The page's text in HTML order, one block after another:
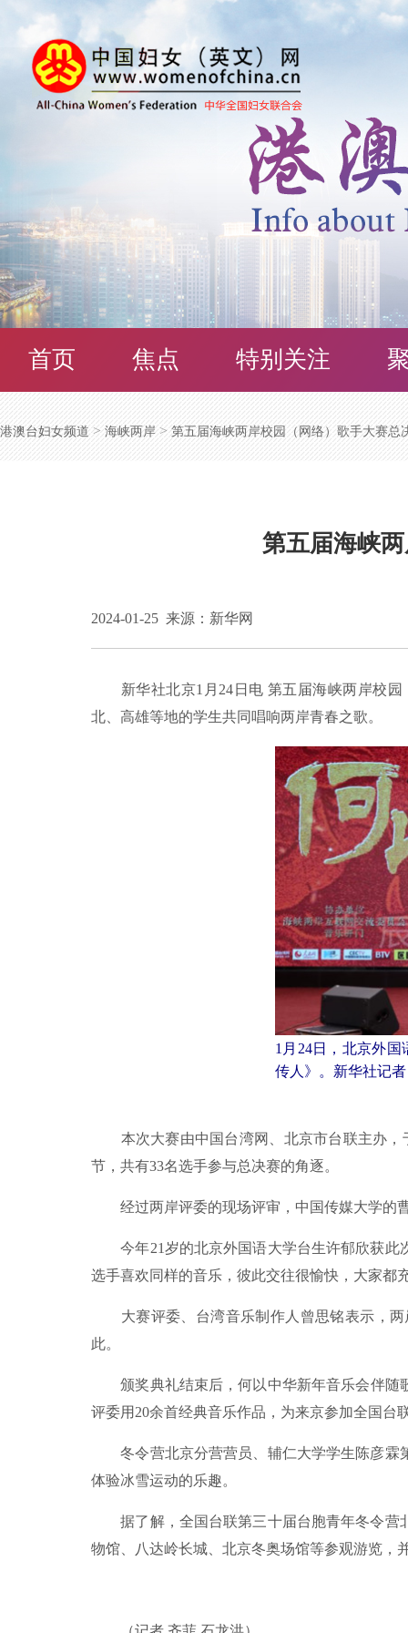
首页 焦点 特别关注
港澳台妇女频道 > 海峡两岸 >第五届海峡两岸校园（网络）歌手大赛总
第五届海峡
2024-01-25 来源：新华网
新华社北京1月24日电 第五届海峡两岸校园
北、高雄等地的学生共同唱响两岸青春之歌。
1月24日，北京外
传人》。新华社记
本次大赛由中国台湾网、北京市台联主办，
节，共有33名选手参与总决赛的角逐。
经过两岸评委的现场评审，中国传媒大学的
今年21岁的北京外国语大学台生许郁欣获此
选手喜欢同样的音乐，彼此交往很愉快，大家都
大赛评委、台湾音乐制作人曾思铭表示，两
此。
颁奖典礼结束后，何以中华新年音乐会伴随
评委用20余首经典音乐作品，为来京参加全国台
冬令营北京分营营员、辅仁大学学生陈彦霖
体验冰雪运动的乐趣。
据了解，全国台联第三十届台胞青年冬令营
物馆、八达岭长城、北京冬奥场馆等参观游览，